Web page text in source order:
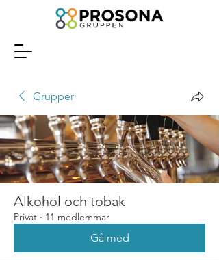
Grupper
Alkohol och tobak
Privat · 11 medlemmar
Gå med